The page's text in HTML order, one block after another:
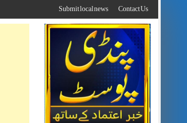
to
content
Contact Us
Submit local news